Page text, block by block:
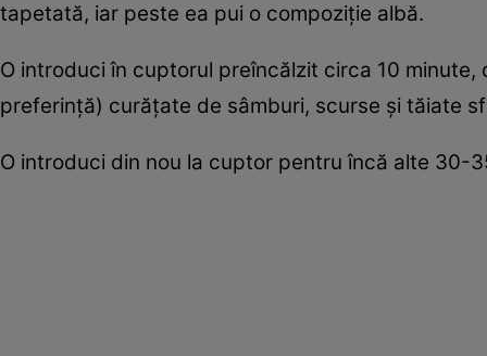
tapetată, iar peste ea pui o compoziţie albă.
O introduci în cuptorul preîncălzit circa 10
preferinţă) curăţate de sâmburi, scurse şi tăiate
O introduci din nou la cuptor pentru încă alte 30-